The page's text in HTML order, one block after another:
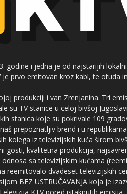
godine i jedna je od najstarijih
je prvo emitovan kroz kabl, te otuda
produkciji i van Zrenjanina. Tri
su TV stanice u celoj bivšoj
stanica koje su pokrivale 109
prepoznatljiv brend i u
kolega iz televizijskih kuća širom
gosti, kvalitetna produkcija,
sa televizijskim kućama
reemitovalo dvadeset televizijskih
BEZ USTRUČAVANJA koja je
KTV pored istaknutih